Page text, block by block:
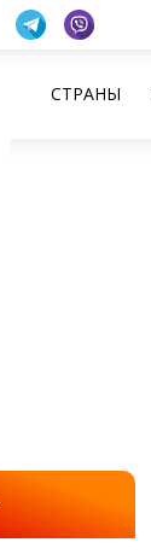
СТРАНЫ